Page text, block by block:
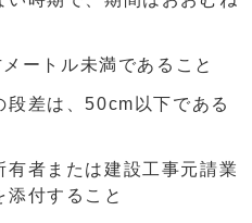
ートル未満であること
段差は、50cm以下である
有者または建設工事元請業
添付すること